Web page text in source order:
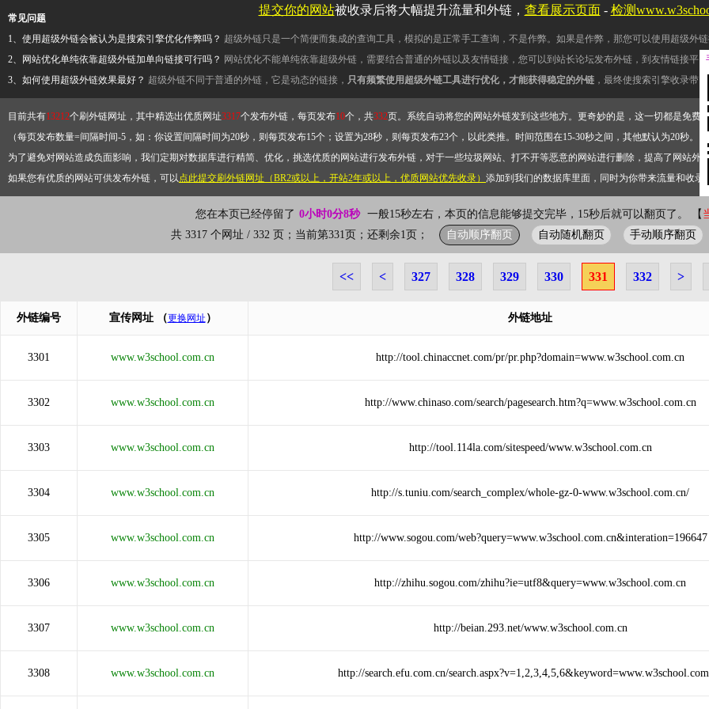
常见问题
1、使用超级外链会被认为是搜索引擎优化作弊吗？ 超级外链只是一个简便而集成的查询工具，模拟的是正常手工查询，不是作弊。如果是作弊，那您可以使用超级外
2、网站优化单纯依靠超级外链加单向链接可行吗？ 网站优化不能单纯依靠超级外链，需要结合普通的外链以及友情链接，您可以到站长论坛发布外链，到友情链接平
3、如何使用超级外链效果最好？ 超级外链不同于普通的外链，它是动态的链接， 只有频繁使用超级外链工具进行优化，才能获得稳定的外链 ，最终使搜索引擎收录带
目前共有13212个刷外链网址，其中精选出优质网址3317个发布外链，每页发布10个，共332页。系统自动将您的网站外链发到这些地方。更奇妙的是，这一切都是免费
（每页发布数量=间隔时间-5，如：你设置间隔时间为20秒，则每页发布15个；设置为28秒，则每页发布23个，以此类推。时间范围在15-30秒之间，其他默认为20秒。）
为了避免对网站造成负面影响，我们定期对数据库进行精简、优化，挑选优质的网站进行发布外链，对于一些垃圾网站、打不开等恶意的网站进行删除，提高了网站外
如果您有优质的网站可供发布外链，可以点此提交刷外链网址（BR2或以上，开站2年或以上，优质网站优先收录） 添加到我们的数据库里面，同时为你带来流量和收录
您在本页已经停留了 0小时0分9秒 一般15秒左右，本页的信息能够提交完毕，15秒后就可以翻页了。 【
共 3317 个网址 / 332 页；当前第331页；还剩余1页；
自动顺序翻页 自动随机翻页 手动顺序翻页
<< < 327 328 329 330 331 332 >
外链编号 宣传网址 （更换网址 ） 外链地址
3301 www.w3school.com.cn http://tool.chinaccnet.com/pr/pr.php?domain=www.w3school.com.cn
3302 www.w3school.com.cn http://www.chinaso.com/search/pagesearch.htm?q=www.w3school.com.cn
3303 www.w3school.com.cn http://tool.114la.com/sitespeed/www.w3school.com.cn
3304 www.w3school.com.cn http://s.tuniu.com/search_complex/whole-gz-0-www.w3school.com.cn/
3305 www.w3school.com.cn http://www.sogou.com/web?query=www.w3school.com.cn&interation=196647
3306 www.w3school.com.cn http://zhihu.sogou.com/zhihu?ie=utf8&query=www.w3school.com.cn
3307 www.w3school.com.cn http://beian.293.net/www.w3school.com.cn
3308 www.w3school.com.cn http://search.efu.com.cn/
提交你的网站被收录后将大幅提升流量和外链， 查看展示页面- 检测